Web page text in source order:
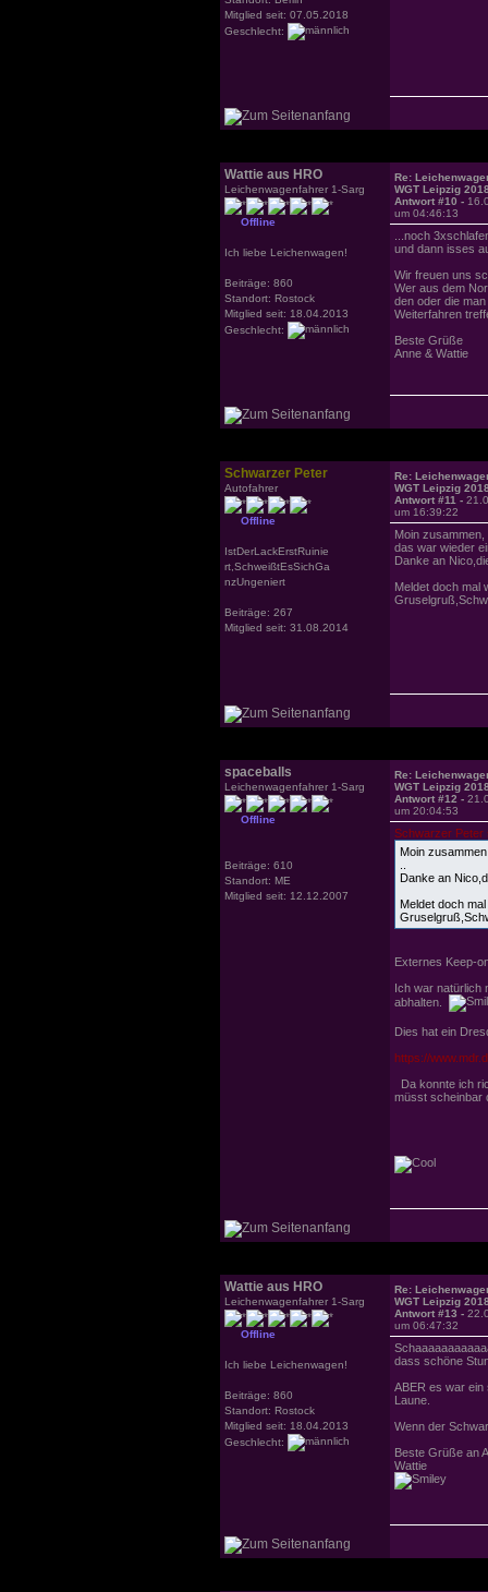
Mitglied seit: 07.05.2018
Geschlecht:
Wattie aus HRO
Leichenwagenfahrer 1-Sarg
Offline
Ich liebe Leichenwagen!
Beiträge: 860
Standort: Rostock
Mitglied seit: 18.04.2013
Geschlecht:
Re:
WGT Leipzig
Antwort #10 -
um 04:46:13
...noch
und dann isses
Wir freuen uns
Wer aus dem
den oder die
Weiterfahren
Beste Grüße
Anne & Wattie
Schwarzer Peter
Autofahrer
Offline
IstDerLackErstRuinie
rt,SchweißtEsSichGa
nzUngeniert
Beiträge: 267
Mitglied seit: 31.08.2014
Re:
WGT Leipzig
Antwort #11 -
um 16:39:22
Moin zusammen,
das war wieder
Danke an
Meldet doch mal
spaceballs
Leichenwagenfahrer 1-Sarg
Offline
Beiträge: 610
Standort: ME
Mitglied seit: 12.12.2007
Re:
WGT Leipzig
Antwort #12 -
um 20:04:53
Schwarzer Peter
Moin
Danke an
Meldet doch
Externes Keep-
Ich war natürlich
abhalten.
Dies hat ein
https://
Da konnte ich
müsst scheinbar
Wattie aus HRO
Leichenwagenfahrer 1-Sarg
Offline
Ich liebe Leichenwagen!
Beiträge: 860
Standort: Rostock
Mitglied seit: 18.04.2013
Geschlecht:
Re:
WGT Leipzig
Antwort #13 -
um 06:47:32
dass schöne
ABER es war ein
Laune.
Wenn der
Beste Grüße an
Wattie